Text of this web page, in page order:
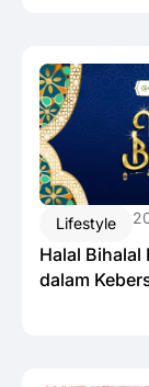
Lifestyle
Halal Bihalal
dalam